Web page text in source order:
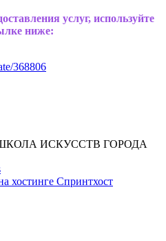
услуг, используйте
ниже:
368806
ШКОЛА ИСКУССТВ ГОРОДА
хостинге Спринтхост